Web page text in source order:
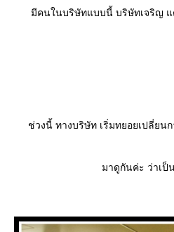
มีคนในบริษัทแบบนี้ บริษัทเจริญ
ช่วงนี้ ทางบริษัท เริ่มทยอยเปลี่ยน
มาดูกันค่ะ ว่าเป็